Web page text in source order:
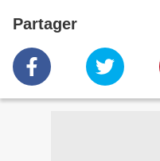
Partager